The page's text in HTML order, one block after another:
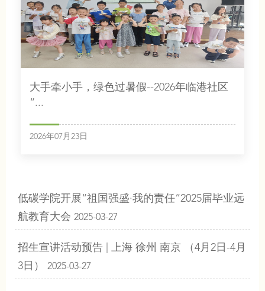
大手牵小手，绿色过暑假--2026年临港社区
“...
2026年07月23日
低碳学院开展“祖国强盛·我的责任”2025届毕业远
航教育大会 2025-03-27
招生宣讲活动预告 | 上海 徐州 南京 （4月2日-4月
3日） 2025-03-27